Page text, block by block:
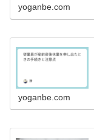
yoganbe.com
yoganbe.com